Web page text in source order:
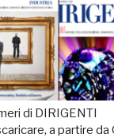
di DIRIGENTI
a partire da